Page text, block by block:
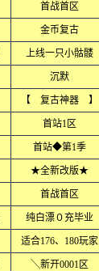
首战首区
金币复古
上线一只小骷髅
沉默
【 复古神器 】
首站1区
首站◆第1季
★全新改版★
首战首区
纯白漂０充毕业
适合176、180玩家
╲新开0001区